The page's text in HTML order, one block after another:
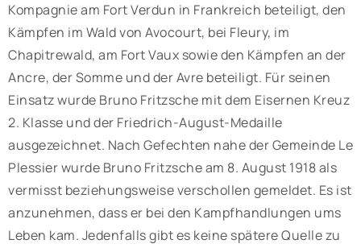
Kompagnie am Fort Verdun in Frankreich beteiligt, den
Kämpfen im Wald von Avocourt, bei Fleury, im
Chapitrewald, am Fort Vaux sowie den Kämpfen an der
Ancre, der Somme und der Avre beteiligt. Für seinen
Einsatz wurde Bruno Fritzsche mit dem Eisernen Kreuz
2. Klasse und der Friedrich-August-Medaille
ausgezeichnet. Nach Gefechten nahe der Gemeinde Le
Plessier wurde Bruno Fritzsche am 8. August 1918 als
vermisst beziehungsweise verschollen gemeldet. Es ist
anzunehmen, dass er bei den Kampfhandlungen ums
Leben kam. Jedenfalls gibt es keine spätere Quelle zu